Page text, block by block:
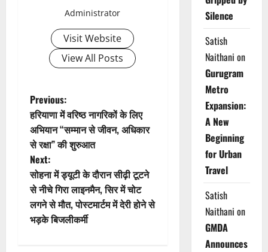
Administrator
Visit Website
View All Posts
P
o
s
t
n
a
Previous:
हरियाणा में वरिष्ठ नागरिकों के लिए
अभियान “सम्मान से जीवन, अधिकार
से रक्षा” की शुरुआत
Next:
सोहना में ड्यूटी के दौरान सीढ़ी टूटने
से नीचे गिरा लाइनमैन, सिर में चोट
लगने से मौत, पोस्टमार्टम में देरी होने से
भड़के बिजलीकर्मी
Silence
Satish
Naithani on
Gurugram
Metro
Expansion:
A New
Beginning
for Urban
Travel
Satish
Naithani on
GMDA
Announces